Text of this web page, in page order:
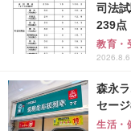
司法
239点
教育・
森永
セー
生活・